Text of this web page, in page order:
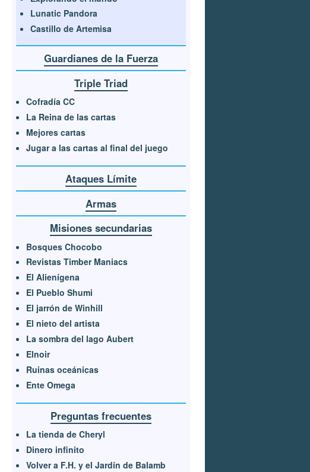
Lunatic Pandora
Castillo de Artemisa
Guardianes de la Fuerza
Triple Triad
Cofradía CC
La Reina de las cartas
Mejores cartas
Jugar a las cartas al final del juego
Ataques Límite
Armas
Misiones secundarias
Bosques Chocobo
Revistas Timber Maniacs
El Alienígena
El Pueblo Shumi
El jarrón de Winhill
El nieto del artista
La sombra del lago Aubert
Elnoir
Ruinas oceánicas
Ente Omega
Preguntas frecuentes
La tienda de Cheryl
Dinero infinito
Volver a F.H. y el Jardín de Balamb